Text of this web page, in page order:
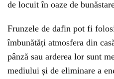
de locuit în oaze de
Frunzele de dafin pot fi
îmbunătăți atmosfera din
pânză sau arderea lor sunt
mediului și de eliminare a